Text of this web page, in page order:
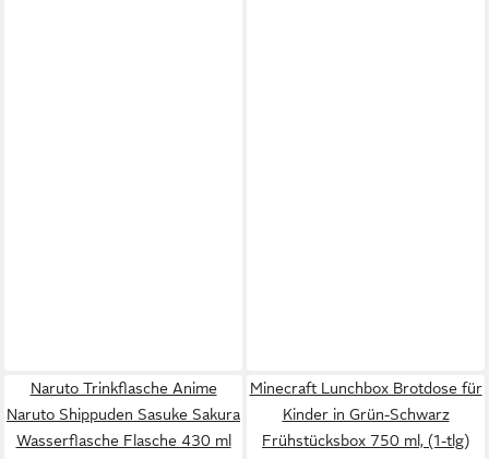
Naruto Trinkflasche Anime
Naruto Shippuden Sasuke Sakura
Wasserflasche Flasche 430 ml
Minecraft Lunchbox Brotdose für
Kinder in Grün-Schwarz
Frühstücksbox 750 ml, (1-tlg)